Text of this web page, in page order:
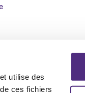
utilise des
ces fichiers